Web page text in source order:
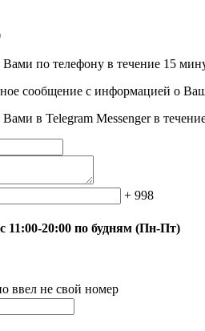
Вами по телефону в течение 15
сообщение с информацией о
в Telegram Messenger в
+ 998
11:00-20:00 по будням (Пн-Пт)
ввел не свой номер